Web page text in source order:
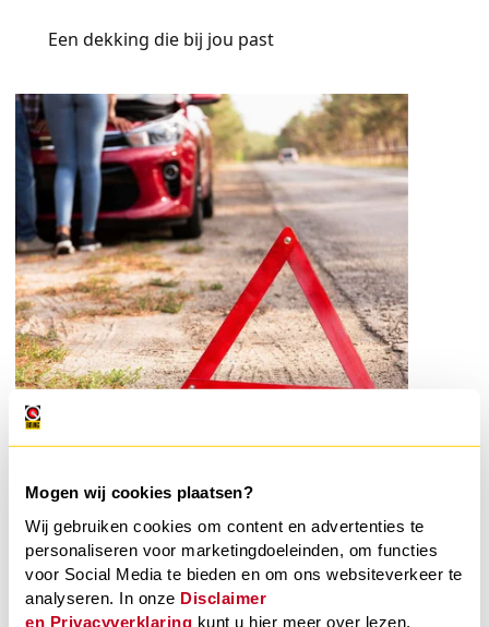
Mogen wij cookies plaatsen?
Wij gebruiken cookies om content en advertenties te
personaliseren voor marketingdoeleinden, om functies
voor Social Media te bieden en om ons websiteverkeer te
analyseren. In onze Disclaimer
en Privacyverklaring kunt u hier meer over lezen.
Een dekking die bij jou past
uitgebreide dekking die perfect aansluit bij jouw
behoeften. Je kunt kiezen uit twee
dekkingsopties: Nederland (inclusief thuis) of
Nederland + Europa. Onze basisdekking biedt
altijd vervangend vervoer, dekking bij